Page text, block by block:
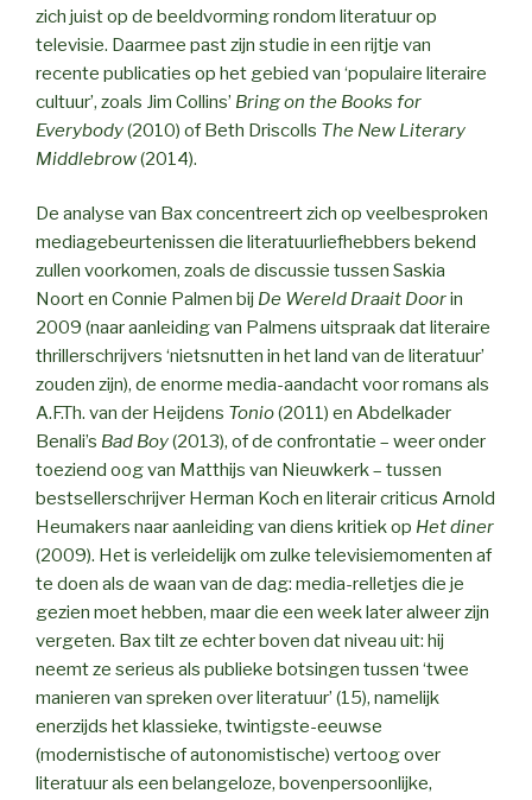
zich juist op de beeldvorming rondom literatuur op
televisie. Daarmee past zijn studie in een rijtje van
recente publicaties op het gebied van ‘populaire literaire
cultuur’, zoals Jim Collins’ Bring on the Books for
Everybody(2010) of Beth Driscolls The New Literary
Middlebrow(2014).
De analyse van Bax concentreert zich op veelbesproken
mediagebeurtenissen die literatuurliefhebbers bekend
zullen voorkomen, zoals de discussie tussen Saskia
Noort en Connie Palmen bij De Wereld Draait Doorin
2009 (naar aanleiding van Palmens uitspraak dat literaire
thrillerschrijvers ‘nietsnutten in het land van de literatuur’
zouden zijn), de enorme media-aandacht voor romans als
A.F.Th. van der Heijdens Tonio(2011) en Abdelkader
Benali’s Bad Boy(2013), of de confrontatie – weer onder
toeziend oog van Matthijs van Nieuwkerk – tussen
bestsellerschrijver Herman Koch en literair criticus Arnold
Heumakers naar aanleiding van diens kritiek op Het diner
(2009). Het is verleidelijk om zulke televisiemomenten af
te doen als de waan van de dag: media-relletjes die je
gezien moet hebben, maar die een week later alweer zijn
vergeten. Bax tilt ze echter boven dat niveau uit: hij
neemt ze serieus als publieke botsingen tussen ‘twee
manieren van spreken over literatuur’ (15), namelijk
enerzijds het klassieke, twintigste-eeuwse
(modernistische of autonomistische) vertoog over
literatuur als een belangeloze, bovenpersoonlijke,